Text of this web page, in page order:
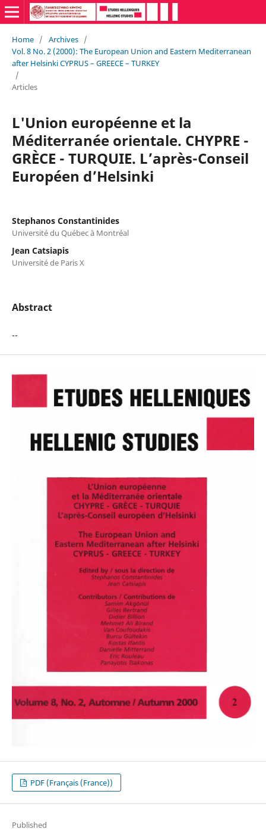
Home / Archives /
Vol. 8 No. 2 (2000): The European Union and Eastern Mediterranean
after Helsinki CYPRUS – GREECE – TURKEY
/
Articles
L'Union européenne et la
Méditerranée orientale. CHYPRE -
GRÈCE - TURQUIE. L’après-Conseil
Européen d’Helsinki
Stephanos Constantinides
Université du Québec à Montréal
Jean Catsiapis
Université de Paris X
Abstract
--
PDF (Français (France))
Published